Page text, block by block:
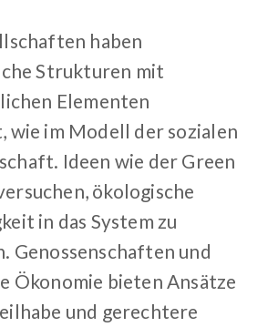
haben
Strukturen mit
Elementen
wie im Modell der sozialen
Ideen wie der Green
ökologische
in das System zu
Genossenschaften und
Ökonomie bieten Ansätze
und gerechtere